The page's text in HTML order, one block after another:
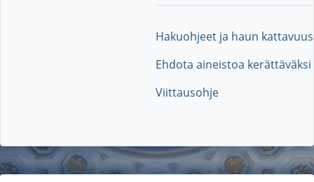
Hakuohjeet ja haun kattavuus
Ehdota aineistoa kerättäväksi
Viittausohje